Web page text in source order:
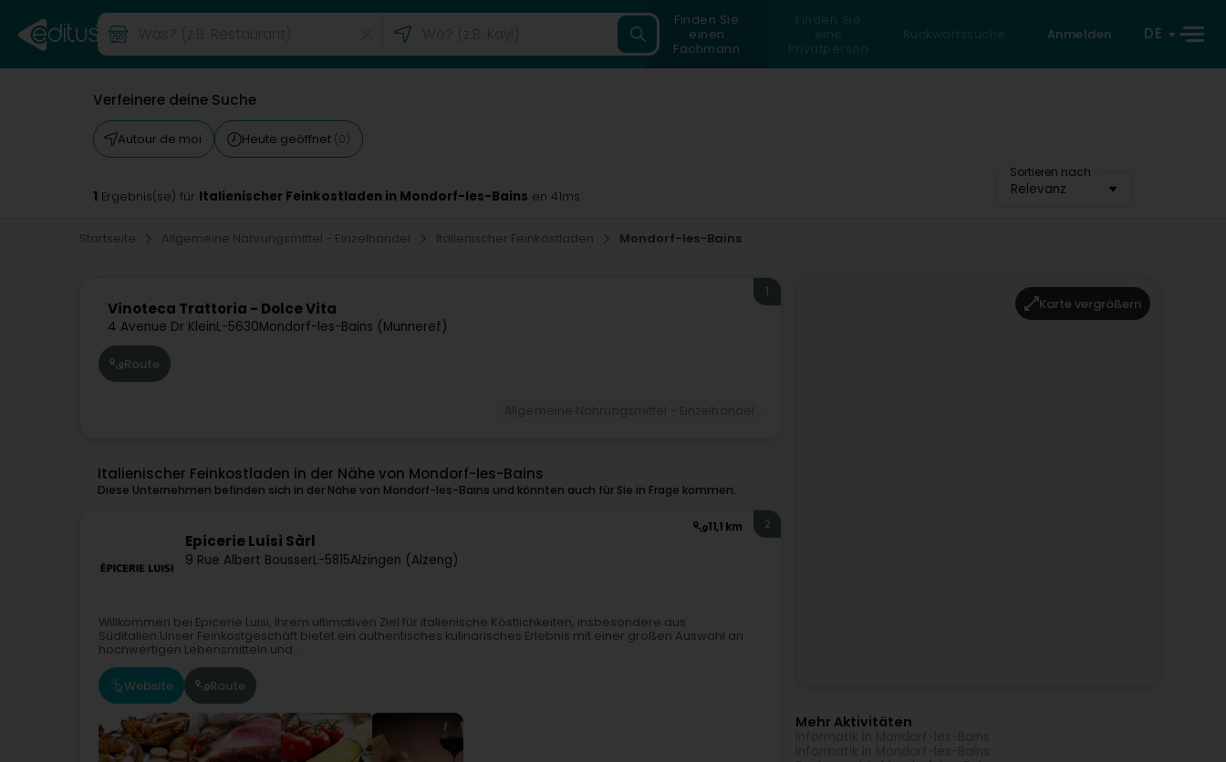
Finden Sie
einen
Fachmann
Finden Sie
eine
Privatperson
Rückwärtssuche Anmelden DE
Verfeinere deine Suche
Autour de moi Heute geöffnet (0)
Sortieren nach
Relevanz
1 Ergebnis(se) für Italienischer Feinkostladen in Mondorf-les-Bains en 41ms
Startseite Allgemeine Nahrungsmittel - Einzelhandel Italienischer Feinkostladen Mondorf-les-Bains
Vinoteca Trattoria - Dolce Vita
4 Avenue Dr KleinL-5630Mondorf-les-Bains (Munneref)
1
Route
Italienischer Feinkostladen in der Nähe von Mondorf-les-Bains
Diese Unternehmen befinden sich in der Nähe von Mondorf-les-Bains und könnten auch für Sie in Frage kommen.
11,1 km
Epicerie Luisi Sàrl
9 Rue Albert BousserL-5815Alzingen (Alzeng)
2
Willkommen bei Epicerie Luisi, Ihrem ultimativen Ziel für italienische Köstlichkeiten, insbesondere aus
Süditalien.Unser Feinkostgeschäft bietet ein authentisches kulinarisches Erlebnis mit einer großen Auswahl an
hochwertigen Lebensmitteln und...
Website Route
Karte vergrößern
Mehr Aktivitäten